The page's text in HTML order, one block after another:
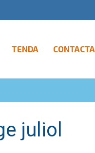
TENDA CONTACTA
juliol